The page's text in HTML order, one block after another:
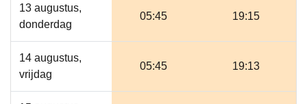
13 augustus,
donderdag
05:45 19:15
14 augustus,
vrijdag
05:45 19:13